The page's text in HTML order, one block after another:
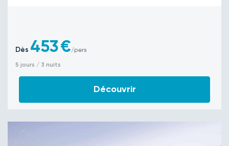
Dès 453€/pers
5 jours / 3 nuits
Découvrir